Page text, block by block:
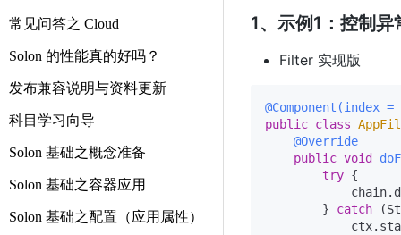
常见问答之 Cloud
Solon 的性能真的好吗？
发布兼容说明与资料更新
科目学习向导
Solon 基础之概念准备
Solon 基础之容器应用
Solon 基础之配置（应用属性）
1、示例1：控制
Filter 实现版
@Component(index
public class
@Override
public void
try {
        }
catch